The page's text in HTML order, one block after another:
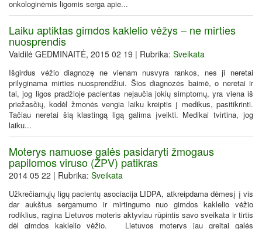
onkologinėmis ligomis serga apie...
Laiku aptiktas gimdos kaklelio vėžys – ne mirties
nuosprendis
Vaidilė GEDMINAITĖ, 2015 02 19 | Rubrika: Sveikata
Išgirdus vėžio diagnozę ne vienam nusvyra rankos, nes ji neretai
prilyginama mirties nuosprendžiui. Šios diagnozės baimė, o neretai ir
tai, jog ligos pradžioje pacientas nejaučia jokių simptomų, yra viena iš
priežasčių, kodėl žmonės vengia laiku kreiptis į medikus, pasitikrinti.
Tačiau neretai šią klastingą ligą galima įveikti. Medikai tvirtina, jog
laiku...
Moterys namuose galės pasidaryti žmogaus
papilomos viruso (ŽPV) patikras
2014 05 22 | Rubrika: Sveikata
Užkrečiamųjų ligų pacientų asociacija LIDPA, atkreipdama dėmesį į vis
dar aukštus sergamumo ir mirtingumo nuo gimdos kaklelio vėžio
rodiklius, ragina Lietuvos moteris aktyviau rūpintis savo sveikata ir tirtis
dėl gimdos kaklelio vėžio. Lietuvos moterys jau greitai galės